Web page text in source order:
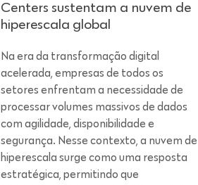
Centers sustentam a nuvem de
hiperescala global
Na era da transformação digital
acelerada, empresas de todos os
setores enfrentam a necessidade de
processar volumes massivos de dados
com agilidade, disponibilidade e
segurança. Nesse contexto, a nuvem de
hiperescala surge como uma resposta
estratégica, permitindo que